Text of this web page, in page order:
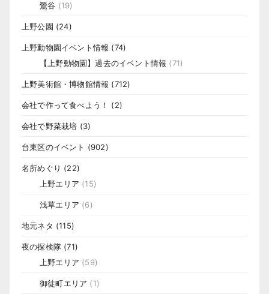
鶯谷 (19)
上野公園 (24)
上野動物園イベント情報 (74)
【上野動物園】過去のイベント情報 (71)
上野美術館・博物館情報 (712)
会社で作って食べよう！ (2)
会社で野菜栽培 (3)
台東区のイベント (902)
名所めぐり (22)
上野エリア (15)
浅草エリア (6)
地元ネタ (115)
夜の探検隊 (71)
上野エリア (59)
御徒町エリア (1)